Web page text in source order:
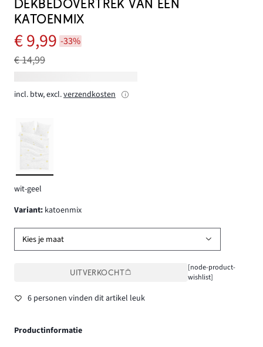
DEKBEDOVERTREK VAN EEN
KATOENMIX
€ 9,99 -33%
€ 14,99
incl. btw, excl.verzendkosten
wit-geel
Variant: katoenmix
Kies je maat
UITVERKOCHT
[node-product-
wishlist]
6 personen vinden dit artikel leuk
Productinformatie